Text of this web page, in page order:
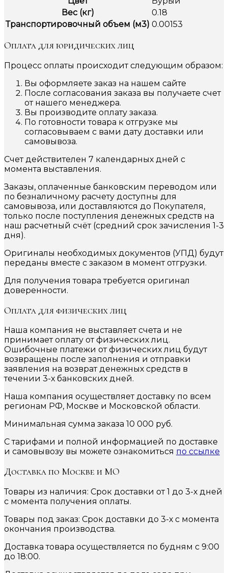
Вес (кг)
0.18
Транспортировочный объем (м3) 0.00153
Оплата для юридических лиц
Процесс оплаты происходит следующим образом:
Вы оформляете заказ на нашем сайте
После согласования заказа вы получаете счет
от нашего менеджера.
Вы производите оплату заказа.
По готовности товара к отгрузке мы
согласовываем с вами дату доставки или
самовывоза.
Счет действителен 7 календарных дней с
момента выставления.
Заказы, оплаченные банковским переводом или
по безналичному расчету доступны для
самовывоза, или доставляются до Покупателя,
только после поступления денежных средств на
наш расчетный счёт (средний срок зачисления 1-3
дня).
Оригиналы необходимых документов (УПД) будут
переданы вместе с заказом в момент отгрузки.
Для получения товара требуется оригинал
доверенности.
Оплата для физических лиц
Наша компания не выставляет счета и не
принимает оплату от физических лиц.
Ошибочные платежи от физических лиц будут
возвращены после заполнения и отправки
заявления на возврат денежных средств в
течении 3-х банковских дней.
Наша компания осуществляет доставку по всем
регионам РФ, Москве и Московской области.
Минимальная сумма заказа 10 000 руб.
С тарифами и полной информацией по доставке
и самовывозу вы можете ознакомиться по ссылке
Доставка по Москве и МО
Товары из наличия: Срок доставки от 1 до 3-х дней
с момента получения оплаты.
Товары под заказ: Срок доставки до 3-х с момента
окончания производства.
Доставка товара осуществляется по будням с 9:00
до 18:00.